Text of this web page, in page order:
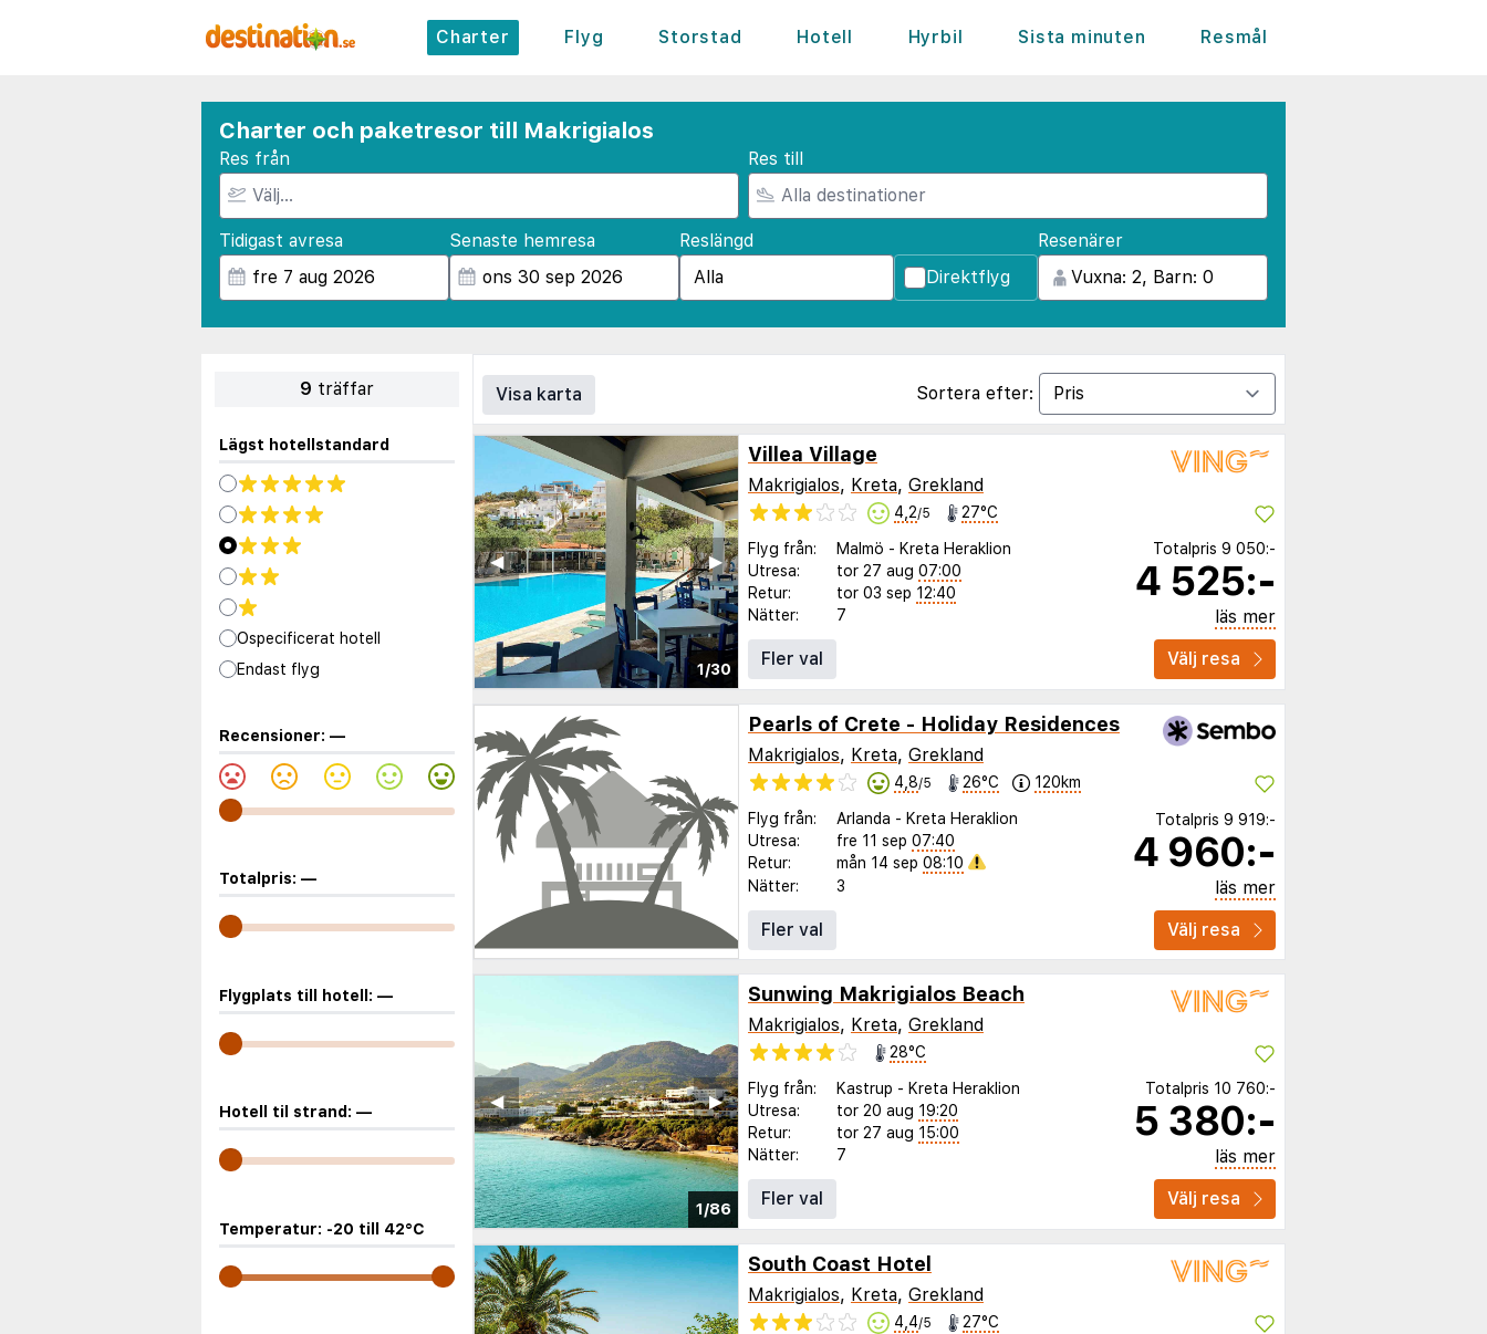
Charter Flyg Storstad Hotell Hyrbil Sista minuten Resmål
Charter och paketresor till Makrigialos
Res från Res till
Tidigast avresa Senaste hemresa
Reslängd
Direktflyg
Resenärer
9 träffar
Lägst hotellstandard
Ospecificerat hotell
Endast flyg
Recensioner: —
Totalpris: —
Flygplats till hotell: —
Hotell til strand: —
Temperatur: -20 till 42°C
Visa karta Sortera efter:
1/30
▶︎
◀︎
Villea Village
Makrigialos, Kreta, Grekland
4,2/5 27°C
Flyg från: Malmö - Kreta Heraklion
Utresa:
tor 27 aug 07:00
Retur:
tor 03 sep 12:40
Nätter:
7
Totalpris 9 050:-
4 525:-
läs mer
Fler val
Välj resa
Pearls of Crete - Holiday Residences
Makrigialos, Kreta, Grekland
4,8/5 26°C 120km
Flyg från: Arlanda - Kreta Heraklion
Utresa:
fre 11 sep 07:40
Retur:
mån 14 sep 08:10
Nätter:
3
Totalpris 9 919:-
4 960:-
läs mer
Fler val
Välj resa
1/86
▶︎
◀︎
Sunwing Makrigialos Beach
Makrigialos, Kreta, Grekland
28°C
Flyg från: Kastrup - Kreta Heraklion
Utresa:
tor 20 aug 19:20
Retur:
tor 27 aug 15:00
Nätter:
7
Totalpris 10 760:-
5 380:-
läs mer
Fler val
Välj resa
South Coast Hotel
Makrigialos, Kreta, Grekland
4,4/5 27°C